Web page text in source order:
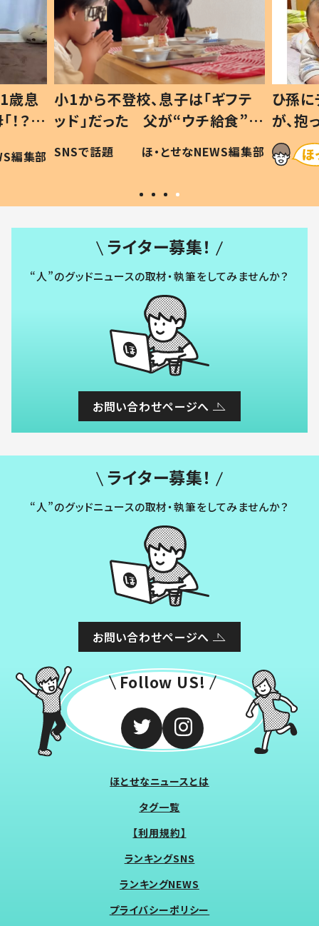
歳息
？」
編集部
小1から不登校、息子は「ギフテ
ッド」だった 父が“ウチ給食”を
作り続ける理由とは #令和の親
#令和の子
SNSで話題 ほ・とせなNEWS編集部
ひ孫
が、
「涙が
い」
ライター募集！
“人”のグッドニュースの取材・執筆をしてみませんか？
お問い合わせページへ
ライター募集！
“人”のグッドニュースの取材・執筆をしてみませんか？
お問い合わせページへ
Follow US!
ほとせなニュースとは
タグ一覧
【利用規約】
ランキングSNS
ランキングNEWS
プライバシーポリシー